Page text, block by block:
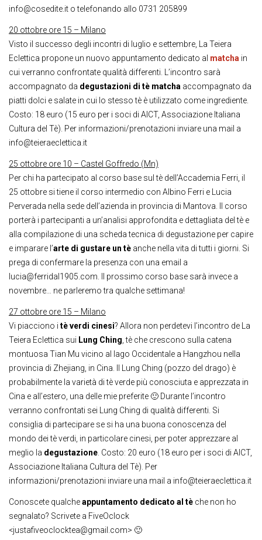
info@cosedite.it o telefonando allo 0731 205899
20 ottobre ore 15 – Milano
Visto il successo degli incontri di luglio e settembre, La Teiera
Eclettica propone un nuovo appuntamento dedicato al matcha in
cui verranno confrontate qualità differenti. L’incontro sarà
accompagnato da degustazioni di tè matcha accompagnato da
piatti dolci e salate in cui lo stesso tè è utilizzato come ingrediente.
Costo: 18 euro (15 euro per i soci di AICT, Associazione Italiana
Cultura del Tè). Per informazioni/prenotazioni inviare una mail a
info@teieraeclettica.it
25 ottobre ore 10 – Castel Goffredo (Mn)
Per chi ha partecipato al corso base sul tè dell’Accademia Ferri, il
25 ottobre si tiene il corso intermedio con Albino Ferri e Lucia
Perverada nella sede dell’azienda in provincia di Mantova. Il corso
porterà i partecipanti a un’analisi approfondita e dettagliata del tè e
alla compilazione di una scheda tecnica di degustazione per capire
e imparare l’arte di gustare un tè anche nella vita di tutti i giorni. Si
prega di confermare la presenza con una email a
lucia@ferridal1905.com. Il prossimo corso base sarà invece a
novembre… ne parleremo tra qualche settimana!
27 ottobre ore 15 – Milano
Vi piacciono i tè verdi cinesi? Allora non perdetevi l’incontro de La
Teiera Eclettica sui Lung Ching , tè che crescono sulla catena
montuosa Tian Mu vicino al lago Occidentale a Hangzhou nella
provincia di Zhejiang, in Cina. Il Lung Ching (pozzo del drago) è
probabilmente la varietà di tè verde più conosciuta e apprezzata in
Cina e all’estero, una delle mie preferite 🙂 Durante l’incontro
verranno confrontati sei Lung Ching di qualità differenti. Si
consiglia di partecipare se si ha una buona conoscenza del
mondo dei tè verdi, in particolare cinesi, per poter apprezzare al
meglio la degustazione . Costo: 20 euro (18 euro per i soci di AICT,
Associazione Italiana Cultura del Tè). Per
informazioni/prenotazioni inviare una mail a info@teieraeclettica.it
Conoscete qualcheappuntamento dedicato al tè che non ho
segnalato? Scrivete a FiveOclock
<justafiveoclocktea@gmail.com> 🙂